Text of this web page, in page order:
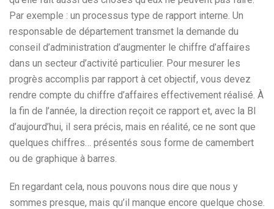
Par exemple : un processus type de rapport interne. Un
responsable de département transmet la demande du
conseil d’administration d’augmenter le chiffre d’affaires
dans un secteur d’activité particulier. Pour mesurer les
progrès accomplis par rapport à cet objectif, vous devez
rendre compte du chiffre d’affaires effectivement réalisé. À
la fin de l’année, la direction reçoit ce rapport et, avec la BI
d’aujourd’hui, il sera précis, mais en réalité, ce ne sont que
quelques chiffres… présentés sous forme de camembert
ou de graphique à barres.
En regardant cela, nous pouvons nous dire que nous y
sommes presque, mais qu’il manque encore quelque chose.